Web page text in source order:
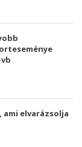
ami elvarázsolja